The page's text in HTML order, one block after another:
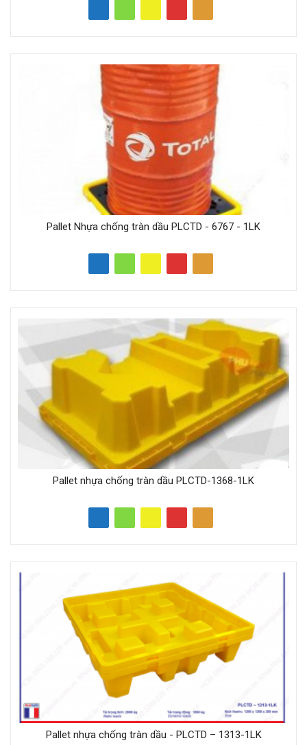
Pallet Nhựa chống tràn dầu PLCTD - 6767 - 1LK
Pallet nhựa chống tràn dầu PLCTD-1368-1LK
Pallet nhựa chống tràn dầu - PLCTD – 1313-1LK